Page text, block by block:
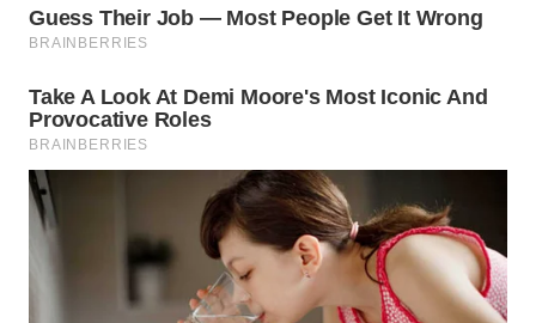
WN
SAMOSIR
WN
PADANG
LAWAS